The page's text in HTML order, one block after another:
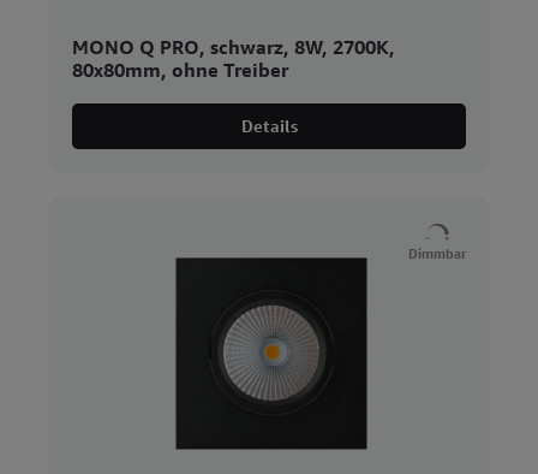
MONO Q PRO, schwarz, 8W, 2700K,
80x80mm, ohne Treiber
Details
Dimmbar